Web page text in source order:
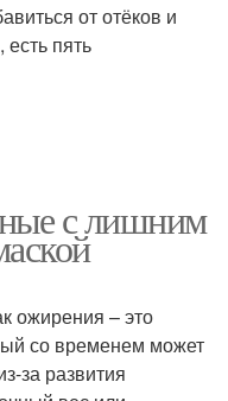
от отёков и
пять
с лишним
ожирения – это
со временем может
за развития